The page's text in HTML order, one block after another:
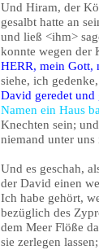
Und Hiram, der
gesalbt hatte an
und ließ <ihm>
konnte wegen der
HERR, mein Gott,
siehe, ich
David geredet und
Namen ein Haus
Knechten sein;
niemand unter
Und es geschah,
der David einen
Ich habe gehört,
bezüglich des
dem Meer Flöße
sie zerlegen